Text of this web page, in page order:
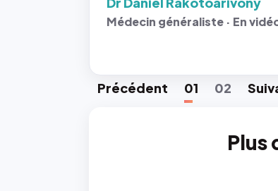
Médecin généraliste · En
Précédent 01 02 Suiv
Plus